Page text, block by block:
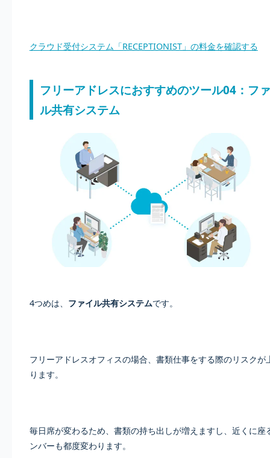
クラウド受付システム「RECEPTIONIST」の料金を確認する
フリーアドレスにおすすめのツール04：フ
ル共有システム
4つめは、 ファイル共有システムです。
フリーアドレスオフィスの場合、書類仕事をする際のリスクが
ります。
毎日席が変わるため、書類の持ち出しが増えますし、近くに座
ンバーも都度変わります。